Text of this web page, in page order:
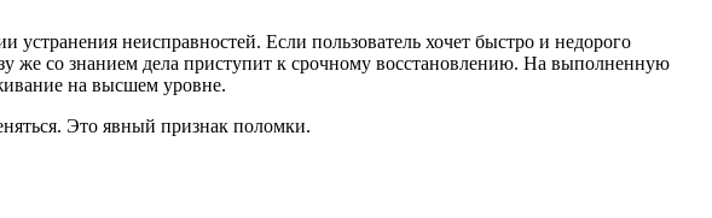
неисправностей. Если пользователь хочет быстро и недорого
же со знанием дела приступит к срочному восстановлению. На выполненную
на высшем уровне.
Это явный признак поломки.